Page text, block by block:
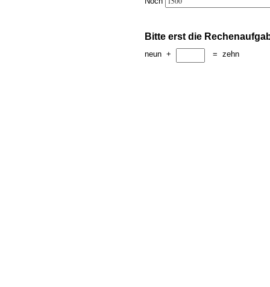
Bitte erst die
neun + = zehn